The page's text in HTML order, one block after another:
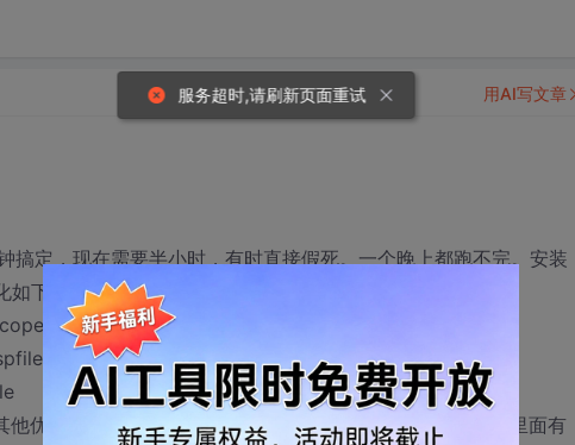
定，现在需要半小时，有时直接假死。一个晚上都跑不完。安装
下:
优化的方法没呢？第一次用ORACLE,各种不懂，存储过程里面有
用AI写文章
服务超时,请刷新页面重试